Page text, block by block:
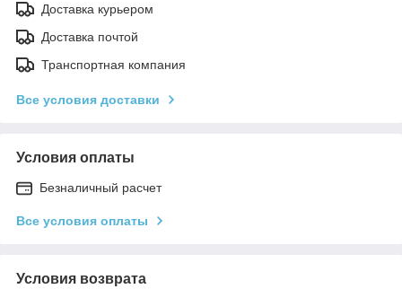
Доставка курьером
Доставка почтой
Транспортная компания
Все условия доставки
Условия оплаты
Безналичный расчет
Все условия оплаты
Условия возврата